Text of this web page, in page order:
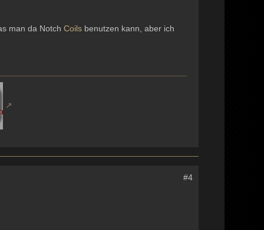
man da NotchCoils benutzen kann, aber ich
#4